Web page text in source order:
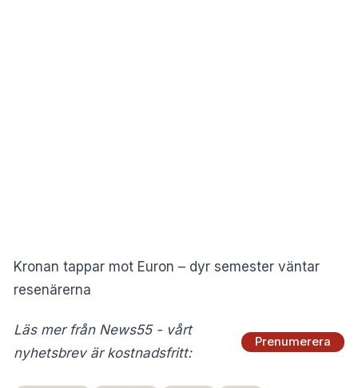
Kronan tappar mot Euron – dyr semester väntar
resenärerna
Läs mer från News55 - vårt
nyhetsbrev är kostnadsfritt:
Prenumerera